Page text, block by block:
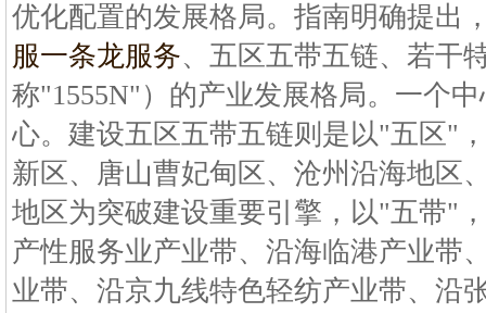
优化配置的发展格局。指南明确提出
服一条龙服务、五区五带五链、若干
称"1555N"）的产业发展格局。一个
心。建设五区五带五链则是以"五区"
新区、唐山曹妃甸区、沧州沿海地区
地区为突破建设重要引擎，以"五带"
产性服务业产业带、沿海临港产业带
业带、沿京九线特色轻纺产业带、沿